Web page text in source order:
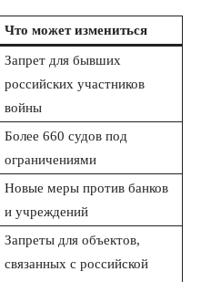
Что может измениться
Запрет для бывших
российских участников
войны
Более 660 судов под
ограничениями
Новые меры против банков
и учреждений
Запреты для объектов,
связанных с российской